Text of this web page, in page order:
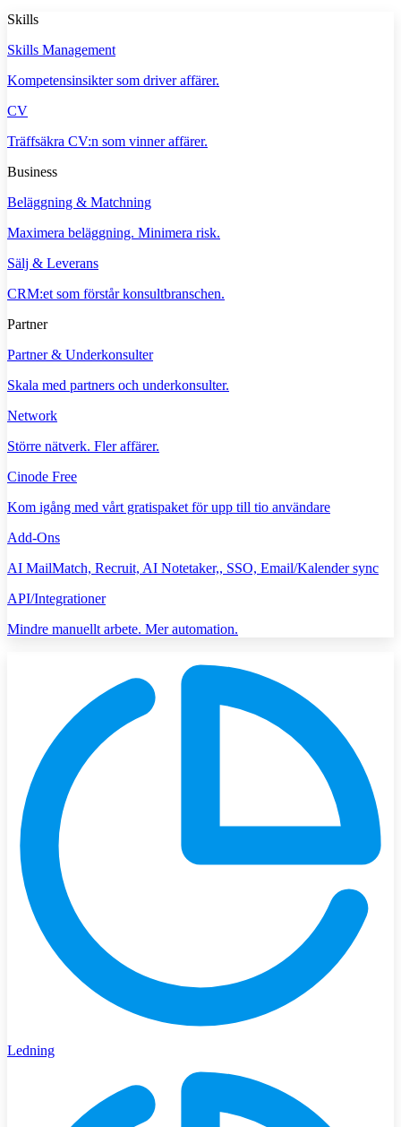
Skills
Skills Management
Kompetensinsikter som driver affärer.
CV
Träffsäkra CV:n som vinner affärer.
Business
Beläggning & Matchning
Maximera beläggning. Minimera risk.
Sälj & Leverans
CRM:et som förstår konsultbranschen.
Partner
Partner & Underkonsulter
Skala med partners och underkonsulter.
Network
Större nätverk. Fler affärer.
Cinode Free
Kom igång med vårt gratispaket för upp till tio användare
Add-Ons
AI MailMatch, Recruit, AI Notetaker,, SSO, Email/Kalender sync
API/Integrationer
Mindre manuellt arbete. Mer automation.
Ledning